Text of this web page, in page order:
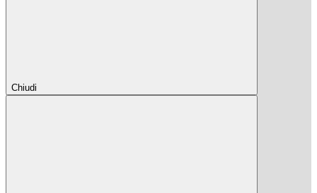
Chiudi